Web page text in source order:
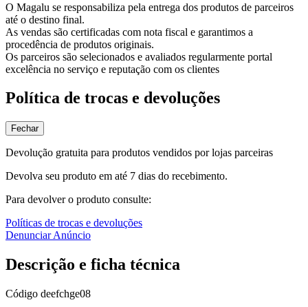
O Magalu se responsabiliza pela entrega dos produtos de parceiros
até o destino final.
As vendas são certificadas com nota fiscal e garantimos a
procedência de produtos originais.
Os parceiros são selecionados e avaliados regularmente portal
excelência no serviço e reputação com os clientes
Política de trocas e devoluções
Fechar
Devolução gratuita para produtos vendidos por lojas parceiras
Devolva seu produto em até 7 dias do recebimento.
Para devolver o produto consulte:
Políticas de trocas e devoluções
Denunciar Anúncio
Descrição e ficha técnica
Código deefchge08